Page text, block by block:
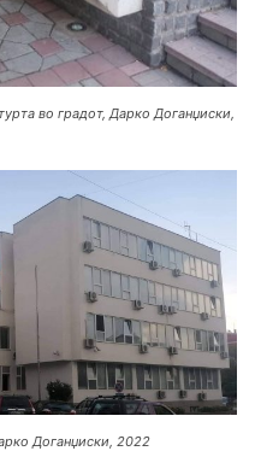
во градот, Дарко Доганџиски,
Доганџиски, 2022